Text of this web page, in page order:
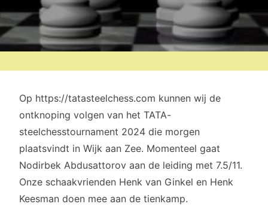
Op https://tatasteelchess.com kunnen wij de
ontknoping volgen van het TATA-
steelchesstournament 2024 die morgen
plaatsvindt in Wijk aan Zee. Momenteel gaat
Nodirbek Abdusattorov aan de leiding met 7.5/11.
Onze schaakvrienden Henk van Ginkel en Henk
Keesman doen mee aan de tienkamp.